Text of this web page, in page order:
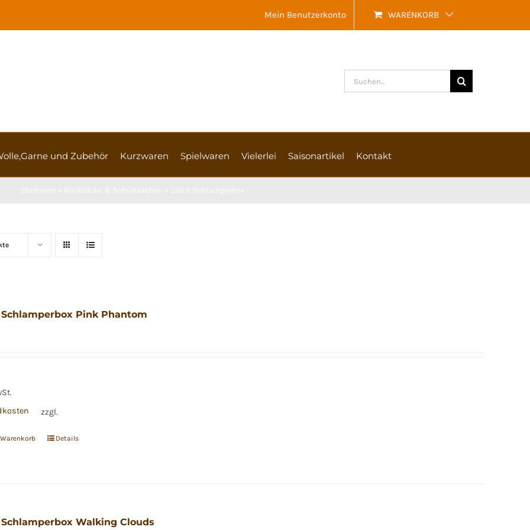
Mein Benutzerkonto WARENKORB
Suche
nach:
und Zubehör Kurzwaren Spielwaren Vielerlei Saisonartikel Kontakt
Pink Phantom
zzgl.
Details
Walking Clouds